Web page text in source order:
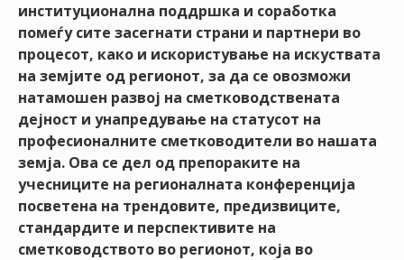
институционална поддршка и соработка
помеѓу сите засегнати страни и партнери во
процесот, како и искористување на искуствата
на земјите од регионот, за да се овозможи
натамошен развој на сметководствената
дејност и унапредување на статусот на
професионалните сметководители во нашата
земја. Ова се дел од препораките на
учесниците на регионалната конференција
посветена на трендовите, предизвиците,
стандардите и перспективите на
сметководството во регионот, која во